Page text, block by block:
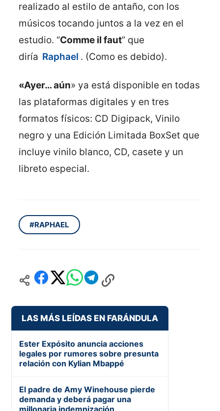
realizado al estilo de antaño, con los
músicos tocando juntos a la vez en el
estudio. “Comme il faut” que
diría Raphael . (Como es debido).
«Ayer… aún» ya está disponible en todas
las plataformas digitales y en tres
formatos físicos: CD Digipack, Vinilo
negro y una Edición Limitada BoxSet que
incluye vinilo blanco, CD, casete y un
libreto especial.
#RAPHAEL
LAS MÁS LEÍDAS EN FARÁNDULA
Ester Expósito anuncia acciones
legales por rumores sobre presunta
relación con Kylian Mbappé
El padre de Amy Winehouse pierde
demanda y deberá pagar una